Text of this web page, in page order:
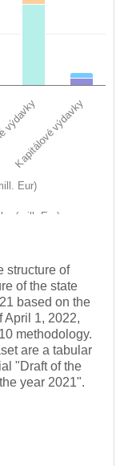
Data ranges from 0
Eur)
(mill. Eur)
(mill. Eur)
vyrovnania (mill.…
Kapitálové výdavky
structure of
of the state
based on the
April 1, 2022,
methodology.
are a tabular
"Draft of the
year 2021".